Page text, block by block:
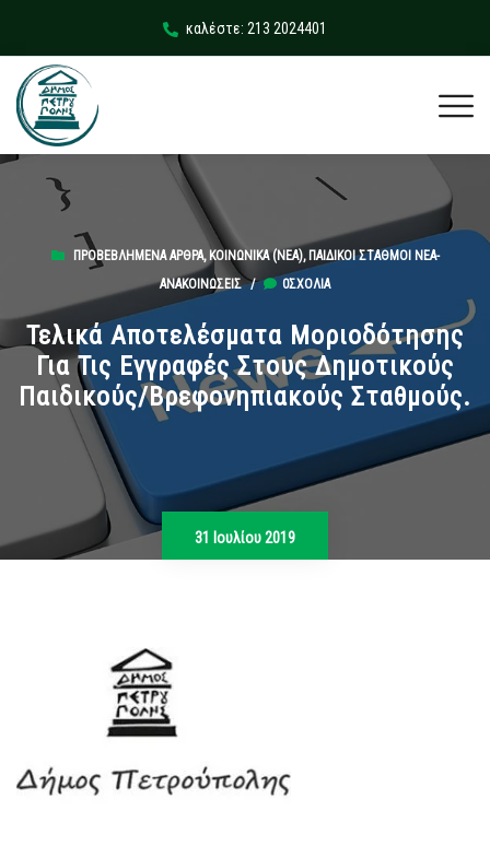
καλέστε: 213 2024401
ΠΡΟΒΕΒΛΗΜΈΝΑ ΆΡΘΡΑ, ΚΟΙΝΩΝΙΚΆ (ΝΕΑ), ΠΑΙΔΙΚΟΊ ΣΤΑΘΜΟΊ ΝΈΑ-
ΑΝΑΚΟΙΝΏΣΕΙΣ/ 0ΣΧΌΛΙΑ
Τελικά Αποτελέσματα Μοριοδότησης
Για Τις Εγγραφές Στους Δημοτικούς
Παιδικούς/Βρεφονηπιακούς Σταθμούς.
31 Ιουλίου 2019